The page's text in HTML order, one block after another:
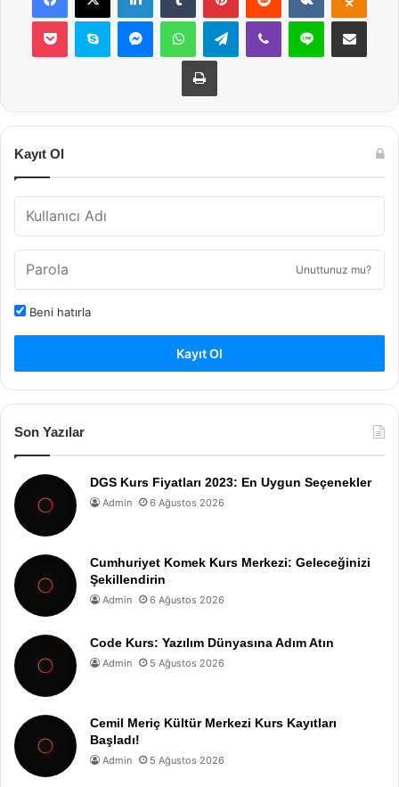
Pocket Skype MessengerWhatsAppTelegramViber Line E-Posta ile
Yazdır
Kayıt Ol
Unuttunuz mu?
Beni hatırla
Kayıt Ol
Son Yazılar
DGS Kurs Fiyatları 2023: En Uygun Seçenekler
Admin 6 Ağustos 2026
Cumhuriyet Komek Kurs Merkezi: Geleceğinizi
Şekillendirin
Admin 6 Ağustos 2026
Code Kurs: Yazılım Dünyasına Adım Atın
Admin 5 Ağustos 2026
Cemil Meriç Kültür Merkezi Kurs Kayıtları
Başladı!
Admin 5 Ağustos 2026